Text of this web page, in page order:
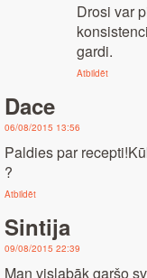
Drosi var
gardi.
Atbildēt
Dace
06/08/2015 13:56
Paldies par
?
Atbildēt
Sintija
09/08/2015 22:39
Man vislabāk garšo